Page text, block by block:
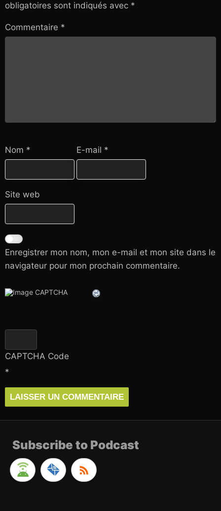
obligatoires sont indiqués avec *
Commentaire *
Nom * E-mail *
Site web
Enregistrer mon nom, mon e-mail et mon site dans le
navigateur pour mon prochain commentaire.
CAPTCHA Code
*
Subscribe to Podcast